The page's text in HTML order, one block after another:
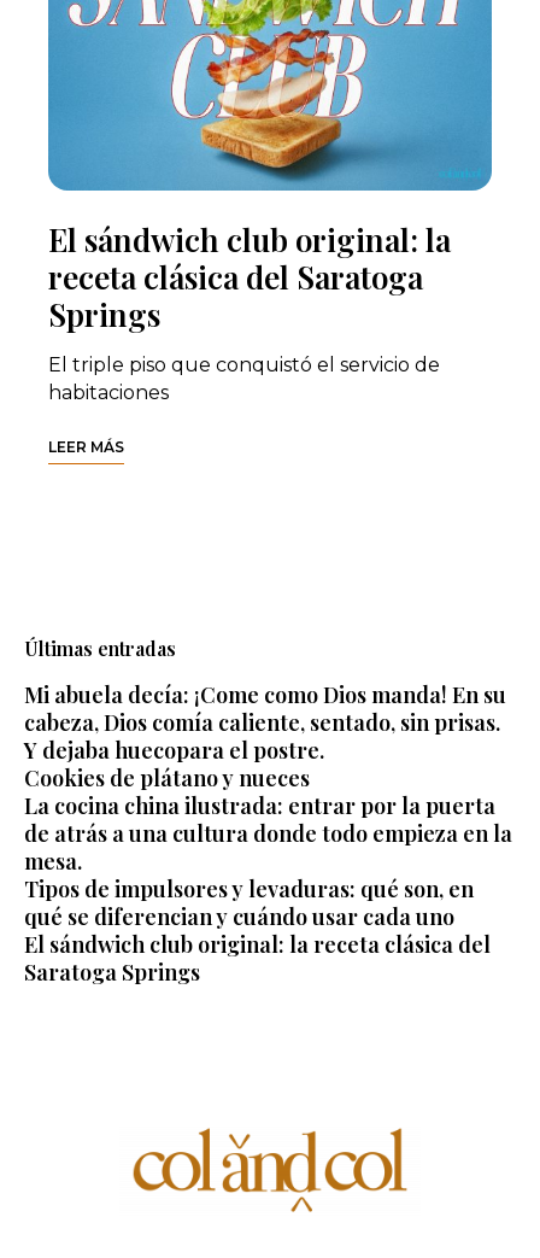
El sándwich club original: la
receta clásica del Saratoga
Springs
El triple piso que conquistó el servicio de
habitaciones
LEER MÁS
Últimas entradas
Mi abuela decía: ¡Come como Dios manda! En su
cabeza, Dios comía caliente, sentado, sin prisas.
Y dejaba huecopara el postre.
Cookies de plátano y nueces
La cocina china ilustrada: entrar por la puerta
de atrás a una cultura donde todo empieza en la
mesa.
Tipos de impulsores y levaduras: qué son, en
qué se diferencian y cuándo usar cada uno
El sándwich club original: la receta clásica del
Saratoga Springs